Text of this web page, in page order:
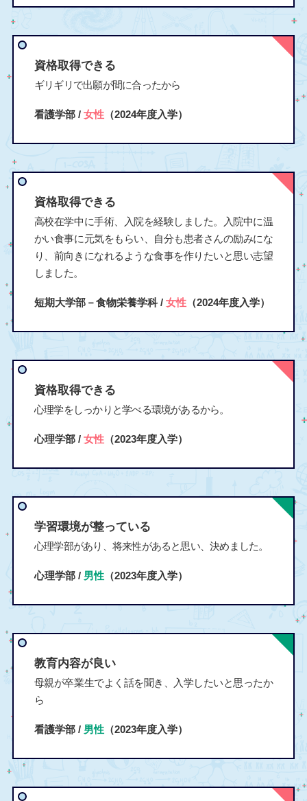
資格取得できる
ギリギリで出願が間に合ったから
看護学部 / 女性（2024年度入学）
資格取得できる
高校在学中に手術、入院を経験しました。入院中に温
かい食事に元気をもらい、自分も患者さんの励みにな
り、前向きになれるような食事を作りたいと思い志望
しました。
短期大学部－食物栄養学科 / 女性（2024年度入学）
資格取得できる
心理学をしっかりと学べる環境があるから。
心理学部 / 女性（2023年度入学）
学習環境が整っている
心理学部があり、将来性があると思い、決めました。
心理学部 / 男性（2023年度入学）
教育内容が良い
母親が卒業生でよく話を聞き、入学したいと思ったか
ら
看護学部 / 男性（2023年度入学）